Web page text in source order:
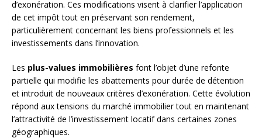
d’exonération. Ces modifications visent à clarifier l’application
de cet impôt tout en préservant son rendement,
particulièrement concernant les biens professionnels et les
investissements dans l’innovation.
Les plus-values immobilières font l’objet d’une refonte
partielle qui modifie les abattements pour durée de détention
et introduit de nouveaux critères d’exonération. Cette évolution
répond aux tensions du marché immobilier tout en maintenant
l’attractivité de l’investissement locatif dans certaines zones
géographiques.